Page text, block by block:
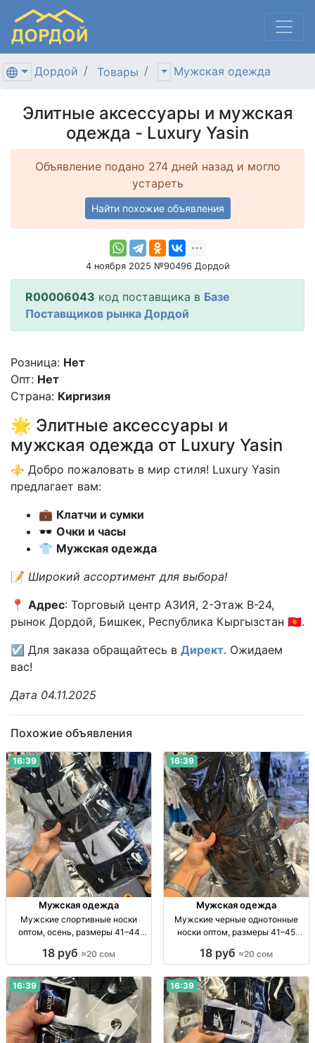
Дордой Товары Мужская одежда
Элитные аксессуары и мужская
одежда - Luxury Yasin
Объявление подано 274 дней назад и могло
устареть
Найти похожие объявления
4 ноября 2025 №90496 Дордой
R00006043 код поставщика в Базе
Поставщиков рынка Дордой
Розница: Нет
Опт: Нет
Страна: Киргизия
🌟 Элитные аксессуары и
мужская одежда от Luxury Yasin
⚜️ Добро пожаловать в мир стиля! Luxury Yasin
предлагает вам:
💼 Клатчи и сумки
🕶 Очки и часы
👕 Мужская одежда
📝 Широкий ассортимент для выбора!
📍 Адрес: Торговый центр АЗИЯ, 2-Этаж В-24,
рынок Дордой, Бишкек, Республика Кыргызстан 🇰🇬.
☑ Для заказа обращайтесь в Директ. Ожидаем
вас!
Дата 04.11.2025
Похожие объявления
16:39
Мужская одежда
Мужские спортивные носки
оптом, осень, размеры 41–44
44, уп. 10 шт., опт.
18 руб ≈20 сом
16:39
Мужская одежда
Мужские черные однотонные
носки оптом, размеры 41–45
41–45, уп. 10 пар, опт.
18 руб ≈20 сом
16:39 16:39